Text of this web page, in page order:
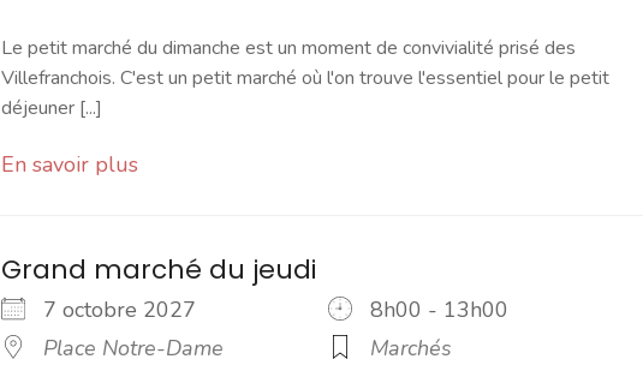
Le petit marché du dimanche est un moment de convivialité prisé des
Villefranchois. C'est un petit marché où l'on trouve l'essentiel pour le petit
déjeuner [...]
En savoir plus
Grand marché du jeudi
7 octobre 2027
8h00 - 13h00
Place Notre-Dame
Marchés